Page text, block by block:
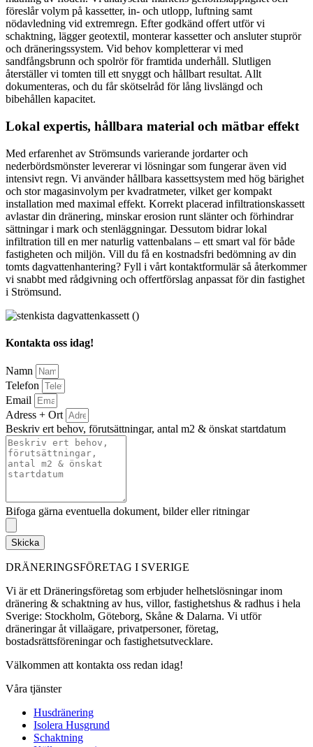
föreslår volym på kassetter, in- och utlopp, luftning samt
nödavledning vid extremregn. Efter godkänd offert utför vi
schaktning, lägger geotextil, monterar kassetter och ansluter stuprör
och dräneringssystem. Vid behov kompletterar vi med
sandfångsbrunn och spolrör för framtida underhåll. Slutligen
återställer vi tomten till ett snyggt och hållbart resultat. Allt
dokumenteras, och du får skötselråd för lång livslängd och
bibehållen kapacitet.
Lokal expertis, hållbara material och mätbar effekt
Med erfarenhet av Strömsunds varierande jordarter och
nederbördsmönster levererar vi lösningar som fungerar även vid
intensivt regn. Vi använder hållbara kassettsystem med hög bärighet
och stor magasinvolym per kvadratmeter, vilket ger kompakt
installation med maximal effekt. Korrekt placerad infiltrationskassett
avlastar din dränering, minskar erosion runt slänter och förhindrar
sättningar i mark och stenläggningar. Dessutom bidrar lokal
infiltration till en mer naturlig vattenbalans – ett smart val för både
fastigheten och miljön. Vill du få en kostnadsfri bedömning av din
tomts dagvattenhantering? Fyll i vårt kontaktformulär så återkommer
vi snabbt med rådgivning och offertförslag anpassat för din fastighet
i Strömsund.
Kontakta oss idag!
Namn
Telefon
Email
Adress + Ort
Beskriv ert behov, förutsättningar, antal m2 & önskat startdatum
Bifoga gärna eventuella dokument, bilder eller ritningar
Skicka
DRÄNERINGSFÖRETAG I SVERIGE
Vi är ett Dräneringsföretag som erbjuder helhetslösningar inom
dränering & schaktning av hus, villor, fastighetshus & radhus i hela
Sverige: Stockholm, Göteborg, Skåne & Dalarna. Vi utför
dräneringar åt villaägare, privatpersoner, företag,
bostadsrättsföreningar och fastighetsutvecklare.
Välkommen att kontakta oss redan idag!
Våra tjänster
Husdränering
Isolera Husgrund
Schaktning